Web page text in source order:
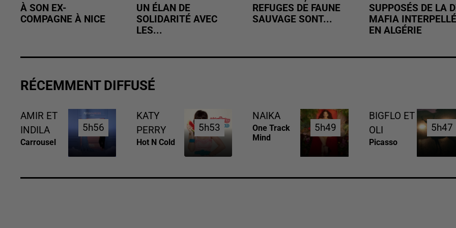
À SON EX-
COMPAGNE À NICE
UN ÉLAN DE
SOLIDARITÉ AVEC
LES...
REFUGES DE FAUNE
SAUVAGE SONT...
SUPPOSÉS DE LA
MAFIA INTERPELLÉ
EN ALGÉRIE
RÉCEMMENT DIFFUSÉ
AMIR ET
INDILA
Carrousel
5h56
5h56
KATY
PERRY
Hot N Cold
5h53
5h53
NAIKA
One Track
Mind
5h49
5h49
BIGFLO ET
OLI
Picasso
5h47
5h47